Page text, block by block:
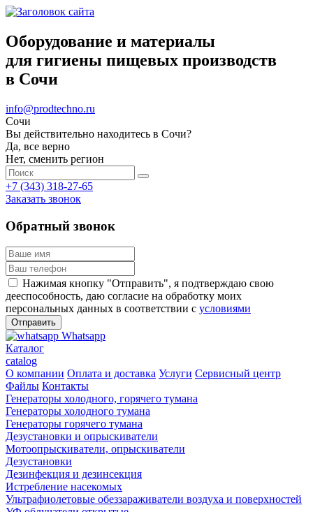
Оборудование и материалы
для гигиены пищевых производств
в Сочи
info@prodtechno.ru
Сочи
Вы действительно находитесь в Сочи?
Да, все верно
Нет, сменить регион
+7 (343) 318-27-65
Заказать звонок
Обратный звонок
Нажимая кнопку "Отправить", я подтверждаю свою
дееспособность, даю согласие на обработку моих
персональных данных в соответствии с условиями
Whatsapp
Каталог
catalog
О компании Оплата и доставка Услуги Сервисный центр
Файлы Контакты
Генераторы холодного, горячего тумана
Генераторы холодного тумана
Генераторы горячего тумана
Дезустановки и опрыскиватели
Мотоопрыскиватели, опрыскиватели
Дезустановки
Дезинфекция и дезинсекция
Истребление насекомых
Ультрафиолетовые обеззараживатели воздуха и поверхностей